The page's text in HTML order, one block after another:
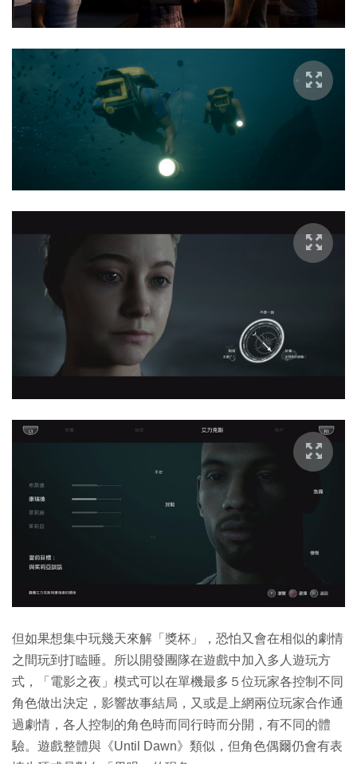
但如果想集中玩幾天來解「獎杯」，恐怕又會在相似的劇情
之間玩到打瞌睡。所以開發團隊在遊戲中加入多人遊玩方
式，「電影之夜」模式可以在單機最多５位玩家各控制不同
角色做出決定，影響故事結局，又或是上網兩位玩家合作通
過劇情，各人控制的角色時而同行時而分開，有不同的體
驗。遊戲整體與《Until Dawn》類似，但角色偶爾仍會有表